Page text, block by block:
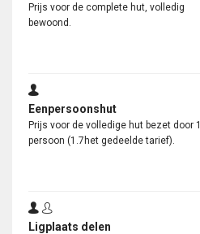
Prijs voor de complete hut, volledig
bewoond.
Eenpersoonshut
Prijs voor de volledige hut bezet door 1
persoon (1.7het gedeelde tarief).
Ligplaats delen